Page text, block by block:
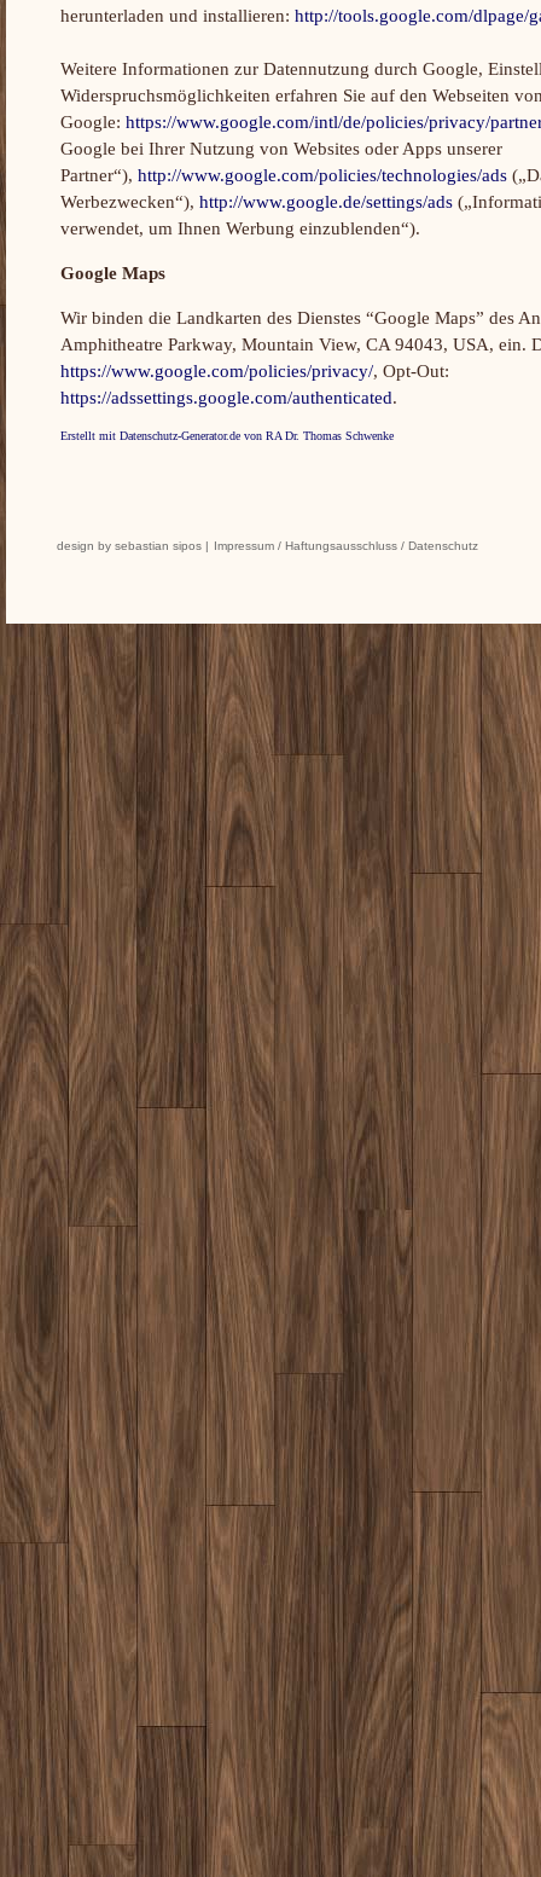
herunterladen und installieren: http://tools.google.com/dlpage/
Weitere Informationen zur Datennutzung durch Google,
Widerspruchsmöglichkeiten erfahren Sie auf den Webseiten
Google: https://www.google.com/intl/de/policies/privacy/
Google bei Ihrer Nutzung von Websites oder Apps unserer
Partner“), http://www.google.com/policies/technologies/ads
Werbezwecken“), http://www.google.de/settings/ads
verwendet, um Ihnen Werbung einzublenden“).
Google Maps
Wir binden die Landkarten des Dienstes “Google Maps” des
Amphitheatre Parkway, Mountain View, CA 94043, USA, ein.
https://www.google.com/policies/privacy/, Opt-Out:
https://adssettings.google.com/authenticated.
Erstellt mit Datenschutz-Generator.de von RA Dr. Thomas Schwenke
design by sebastian sipos | Impressum / Haftungsausschluss / Datenschutz